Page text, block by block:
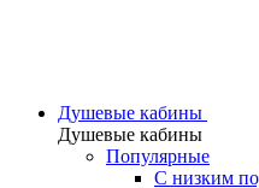
Душевые кабины
Душевые кабины
Популярные
C низким